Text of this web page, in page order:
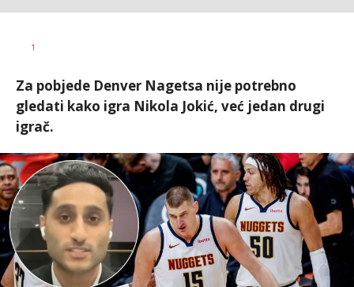
1
Za pobjede Denver Nagetsa nije potrebno
gledati kako igra Nikola Jokić, već jedan drugi
igrač.